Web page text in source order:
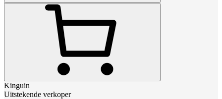
Kinguin
Uitstekende verkoper